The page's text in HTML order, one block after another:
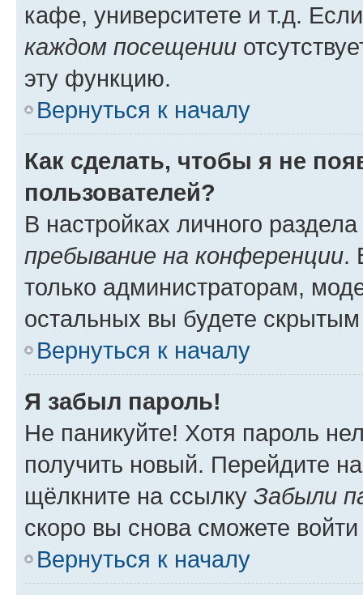
кафе, университете и т.д.
каждом посещении
эту функцию.
Вернуться к началу
Как сделать, чтобы я не
пользователей?
В настройках личного
пребывание на конференции.
только администраторам,
остальных вы будете
Вернуться к началу
Я забыл пароль!
Не паникуйте! Хотя пароль
получить новый. Перейдите
щёлкните на ссылку Забыли
скоро вы снова сможете
Вернуться к началу